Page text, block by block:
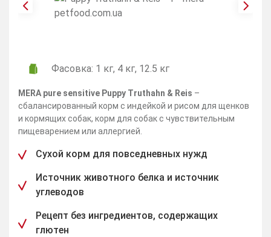
Фасовка: 1 кг, 4 кг, 12.5 кг
MERA pure sensitive Puppy Truthahn & Reis –
сбалансированный корм с индейкой и рисом для щенков
и кормящих собак, корм для собак с чувствительным
пищеварением или аллергией.
Сухой корм для повседневных нужд
Источник животного белка и источник
углеводов
Рецепт без ингредиентов, содержащих
глютен